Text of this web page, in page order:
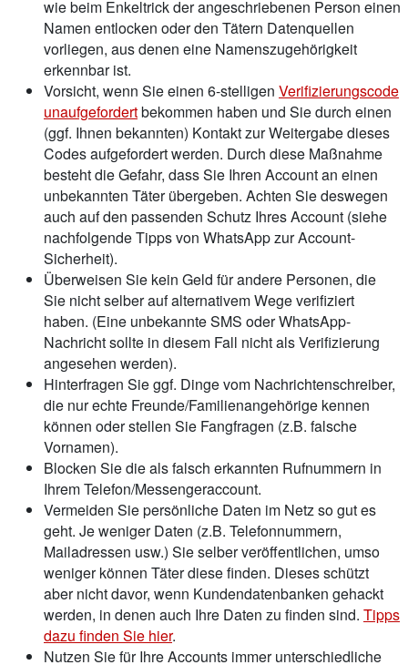
wie beim Enkeltrick der angeschriebenen Person einen
Namen entlocken oder den Tätern Datenquellen
vorliegen, aus denen eine Namenszugehörigkeit
erkennbar ist.
Vorsicht, wenn Sie einen 6-stelligen Verifizierungscode
unaufgefordertbekommen haben und Sie durch einen
(ggf. Ihnen bekannten) Kontakt zur Weitergabe dieses
Codes aufgefordert werden. Durch diese Maßnahme
besteht die Gefahr, dass Sie Ihren Account an einen
unbekannten Täter übergeben. Achten Sie deswegen
auch auf den passenden Schutz Ihres Account (siehe
nachfolgende Tipps von WhatsApp zur Account-
Sicherheit).
Überweisen Sie kein Geld für andere Personen, die
Sie nicht selber auf alternativem Wege verifiziert
haben. (Eine unbekannte SMS oder WhatsApp-
Nachricht sollte in diesem Fall nicht als Verifizierung
angesehen werden).
Hinterfragen Sie ggf. Dinge vom Nachrichtenschreiber,
die nur echte Freunde/Familienangehörige kennen
können oder stellen Sie Fangfragen (z.B. falsche
Vornamen).
Blocken Sie die als falsch erkannten Rufnummern in
Ihrem Telefon/Messengeraccount.
Vermeiden Sie persönliche Daten im Netz so gut es
geht. Je weniger Daten (z.B. Telefonnummern,
Mailadressen usw.) Sie selber veröffentlichen, umso
weniger können Täter diese finden. Dieses schützt
aber nicht davor, wenn Kundendatenbanken gehackt
werden, in denen auch Ihre Daten zu finden sind. Tipps
dazu finden Sie hier.
Nutzen Sie für Ihre Accounts immer unterschiedliche